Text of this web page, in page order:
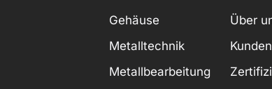
Gehäuse
Metalltechnik
Metallbearbeitung
Über